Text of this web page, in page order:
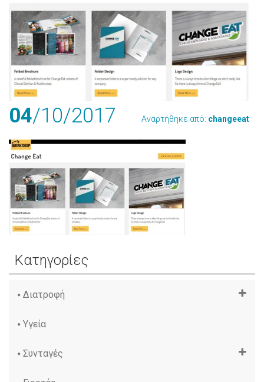
04/10/2017 Αναρτήθηκε από: changeeat
Κατηγορίες
Διατροφή
Υγεία
Συνταγές